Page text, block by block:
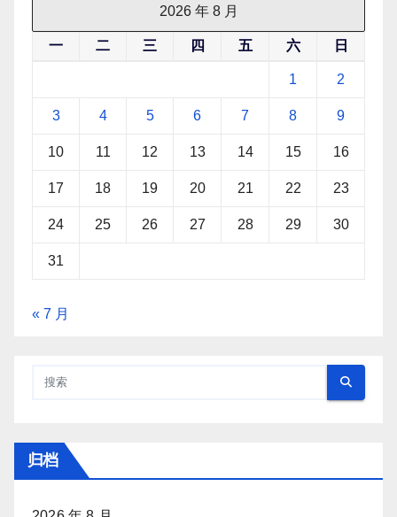
2026 年 8 月
一 二 三 四 五 六 日
1 2
3 4 5 6 7 8 9
10 11 12 13 14 15 16
17 18 19 20 21 22 23
24 25 26 27 28 29 30
31
« 7 月
归档